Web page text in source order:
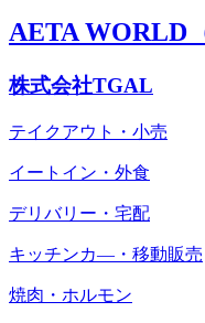
AETA WORLD
株式会社TGAL
テイクアウト・小売
イートイン・外食
デリバリー・宅配
キッチンカ―・移動販売
焼肉・ホルモン